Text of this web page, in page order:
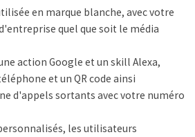
en marque blanche, avec votre
quel que soit le média
action Google et un skill Alexa,
et un QR code ainsi
d'appels sortants avec votre numéro
les utilisateurs